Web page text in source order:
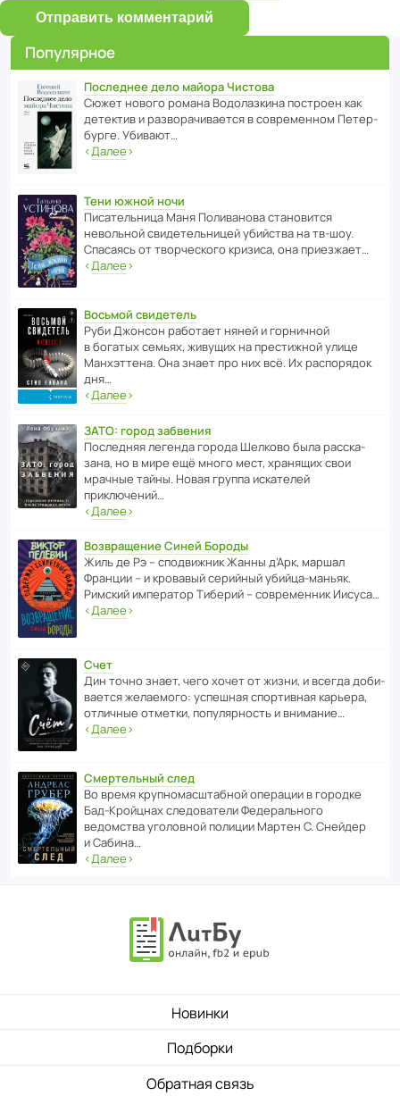
Отправить комментарий
Популярное
Последнее дело майора Чистова
Сюжет нового романа Водо­ла­з­кина пост­роен как
дете­ктив и разво­ра­чи­ва­ется в совре­менном Пете­р­
бурге. Убивают…
‹Далее›
Тени южной ночи
Писа­тель­ница Маня Поли­ва­нова стано­вится
невольной свиде­тель­ницей убийства на тв-шоу.
Спасаясь от твор­че­с­кого кризиса, она приезжает…
‹Далее›
Восьмой свидетель
Руби Джонсон рабо­тает няней и горни­чной
в богатых семьях, живущих на прес­ти­жной улице
Манх­эт­тена. Она знает про них всё. Их распо­рядок
дня…
‹Далее›
ЗАТО: город забвения
После­дняя легенда города Шелково была расска­
зана, но в мире ещё много мест, хранящих свои
мрачные тайны. Новая группа иска­телей
приключений…
‹Далее›
Возвращение Синей Бороды
Жиль де Рэ – спод­ви­жник Жанны д’Арк, маршал
Франции – и кровавый серийный убийца-маньяк.
Римский импе­ратор Тиберий – совре­менник Иисуса…
‹Далее›
Счет
Дин точно знает, чего хочет от жизни, и всегда доби­
ва­ется жела­е­мого: успе­шная спор­ти­вная карьера,
отли­чные отметки, попу­ля­р­ность и внимание…
‹Далее›
Смертельный след
Во время круп­но­мас­ш­та­бной операции в городке
Бад‑Крой­цнах следо­ва­тели Феде­раль­ного
ведомства уголо­вной полиции Мартен С. Снейдер
и Сабина…
‹Далее›
Новинки
Подборки
Обратная связь